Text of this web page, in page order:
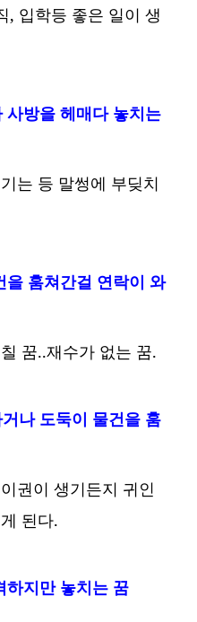
, 입학등 좋은 일이 생
사방을 헤매다 놓치는
는 등 말썽에 부딪치
을 훔쳐간걸 연락이 와
꿈..재수가 없는 꿈.
나 도둑이 물건을 훔
권이 생기든지 귀인
된다.
하지만 놓치는 꿈